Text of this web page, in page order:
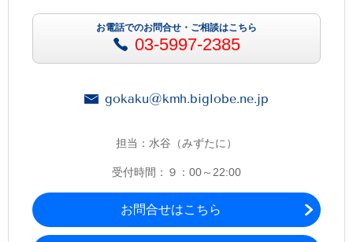
お電話でのお問合せ・ご相談はこちら
03-5997-2385
gokaku@kmh.biglobe.ne.jp
担当：水谷（みずたに）
受付時間：９：00～22:00
お問合せはこちら